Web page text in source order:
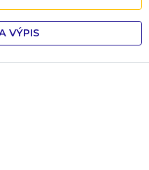
VÝPIS